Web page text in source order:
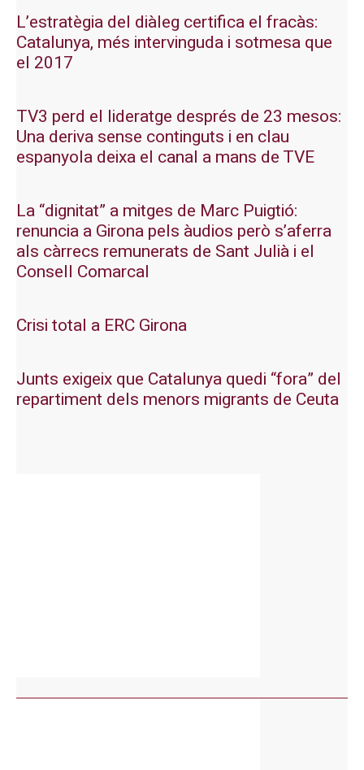
L’estratègia del diàleg certifica el fracàs:
Catalunya, més intervinguda i sotmesa que
el 2017
TV3 perd el lideratge després de 23 mesos:
Una deriva sense continguts i en clau
espanyola deixa el canal a mans de TVE
La “dignitat” a mitges de Marc Puigtió:
renuncia a Girona pels àudios però s’aferra
als càrrecs remunerats de Sant Julià i el
Consell Comarcal
Crisi total a ERC Girona
Junts exigeix que Catalunya quedi “fora” del
repartiment dels menors migrants de Ceuta